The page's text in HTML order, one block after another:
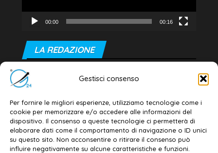
Gestisci consenso
Per fornire le migliori esperienze, utilizziamo tecnologie come i
cookie per memorizzare e/o accedere alle informazioni del
dispositivo. Il consenso a queste tecnologie ci permetterà di
elaborare dati come il comportamento di navigazione o ID unici
su questo sito. Non acconsentire o ritirare il consenso può
influire negativamente su alcune caratteristiche e funzioni.
00:00 00:16
LA REDAZIONE
Editore e direttore responsabile:
Dott. Daniele G. Masciullo
Email: redazione@galatina24.it
Contatti –Disclaimer
Privacy policy –Cookie policy